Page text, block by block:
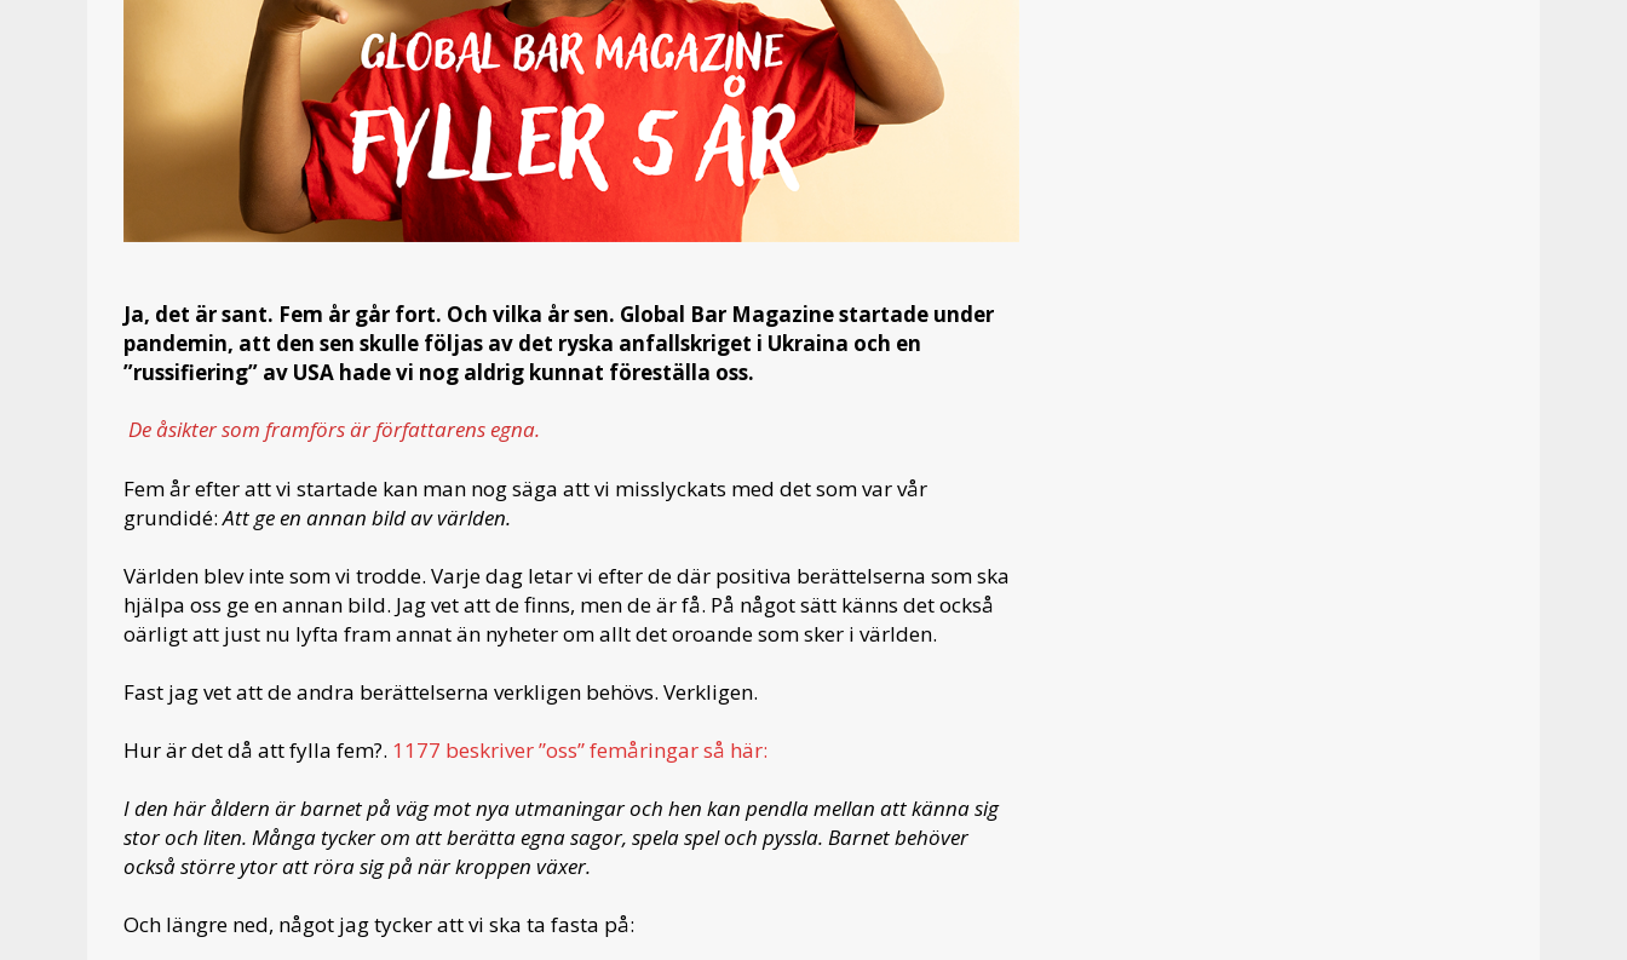
Ja, det är sant. Fem år går fort. Och vilka år sen. Global Bar Magazine startade under
pandemin, att den sen skulle följas av det ryska anfallskriget i Ukraina och en
”russifiering” av USA hade vi nog aldrig kunnat föreställa oss.
De åsikter som framförs är författarens egna.
Fem år efter att vi startade kan man nog säga att vi misslyckats med det som var vår
grundidé:Att ge en annan bild av världen.
Världen blev inte som vi trodde. Varje dag letar vi efter de där positiva berättelserna som ska
hjälpa oss ge en annan bild. Jag vet att de finns, men de är få. På något sätt känns det också
oärligt att just nu lyfta fram annat än nyheter om allt det oroande som sker i världen.
Fast jag vet att de andra berättelserna verkligen behövs. Verkligen.
Hur är det då att fylla fem?. 1177 beskriver ”oss” femåringar så här:
I den här åldern är barnet på väg mot nya utmaningar och hen kan pendla mellan att känna sig
stor och liten. Många tycker om att berätta egna sagor, spela spel och pyssla. Barnet behöver
också större ytor att röra sig på när kroppen växer.
Och längre ned, något jag tycker att vi ska ta fasta på: